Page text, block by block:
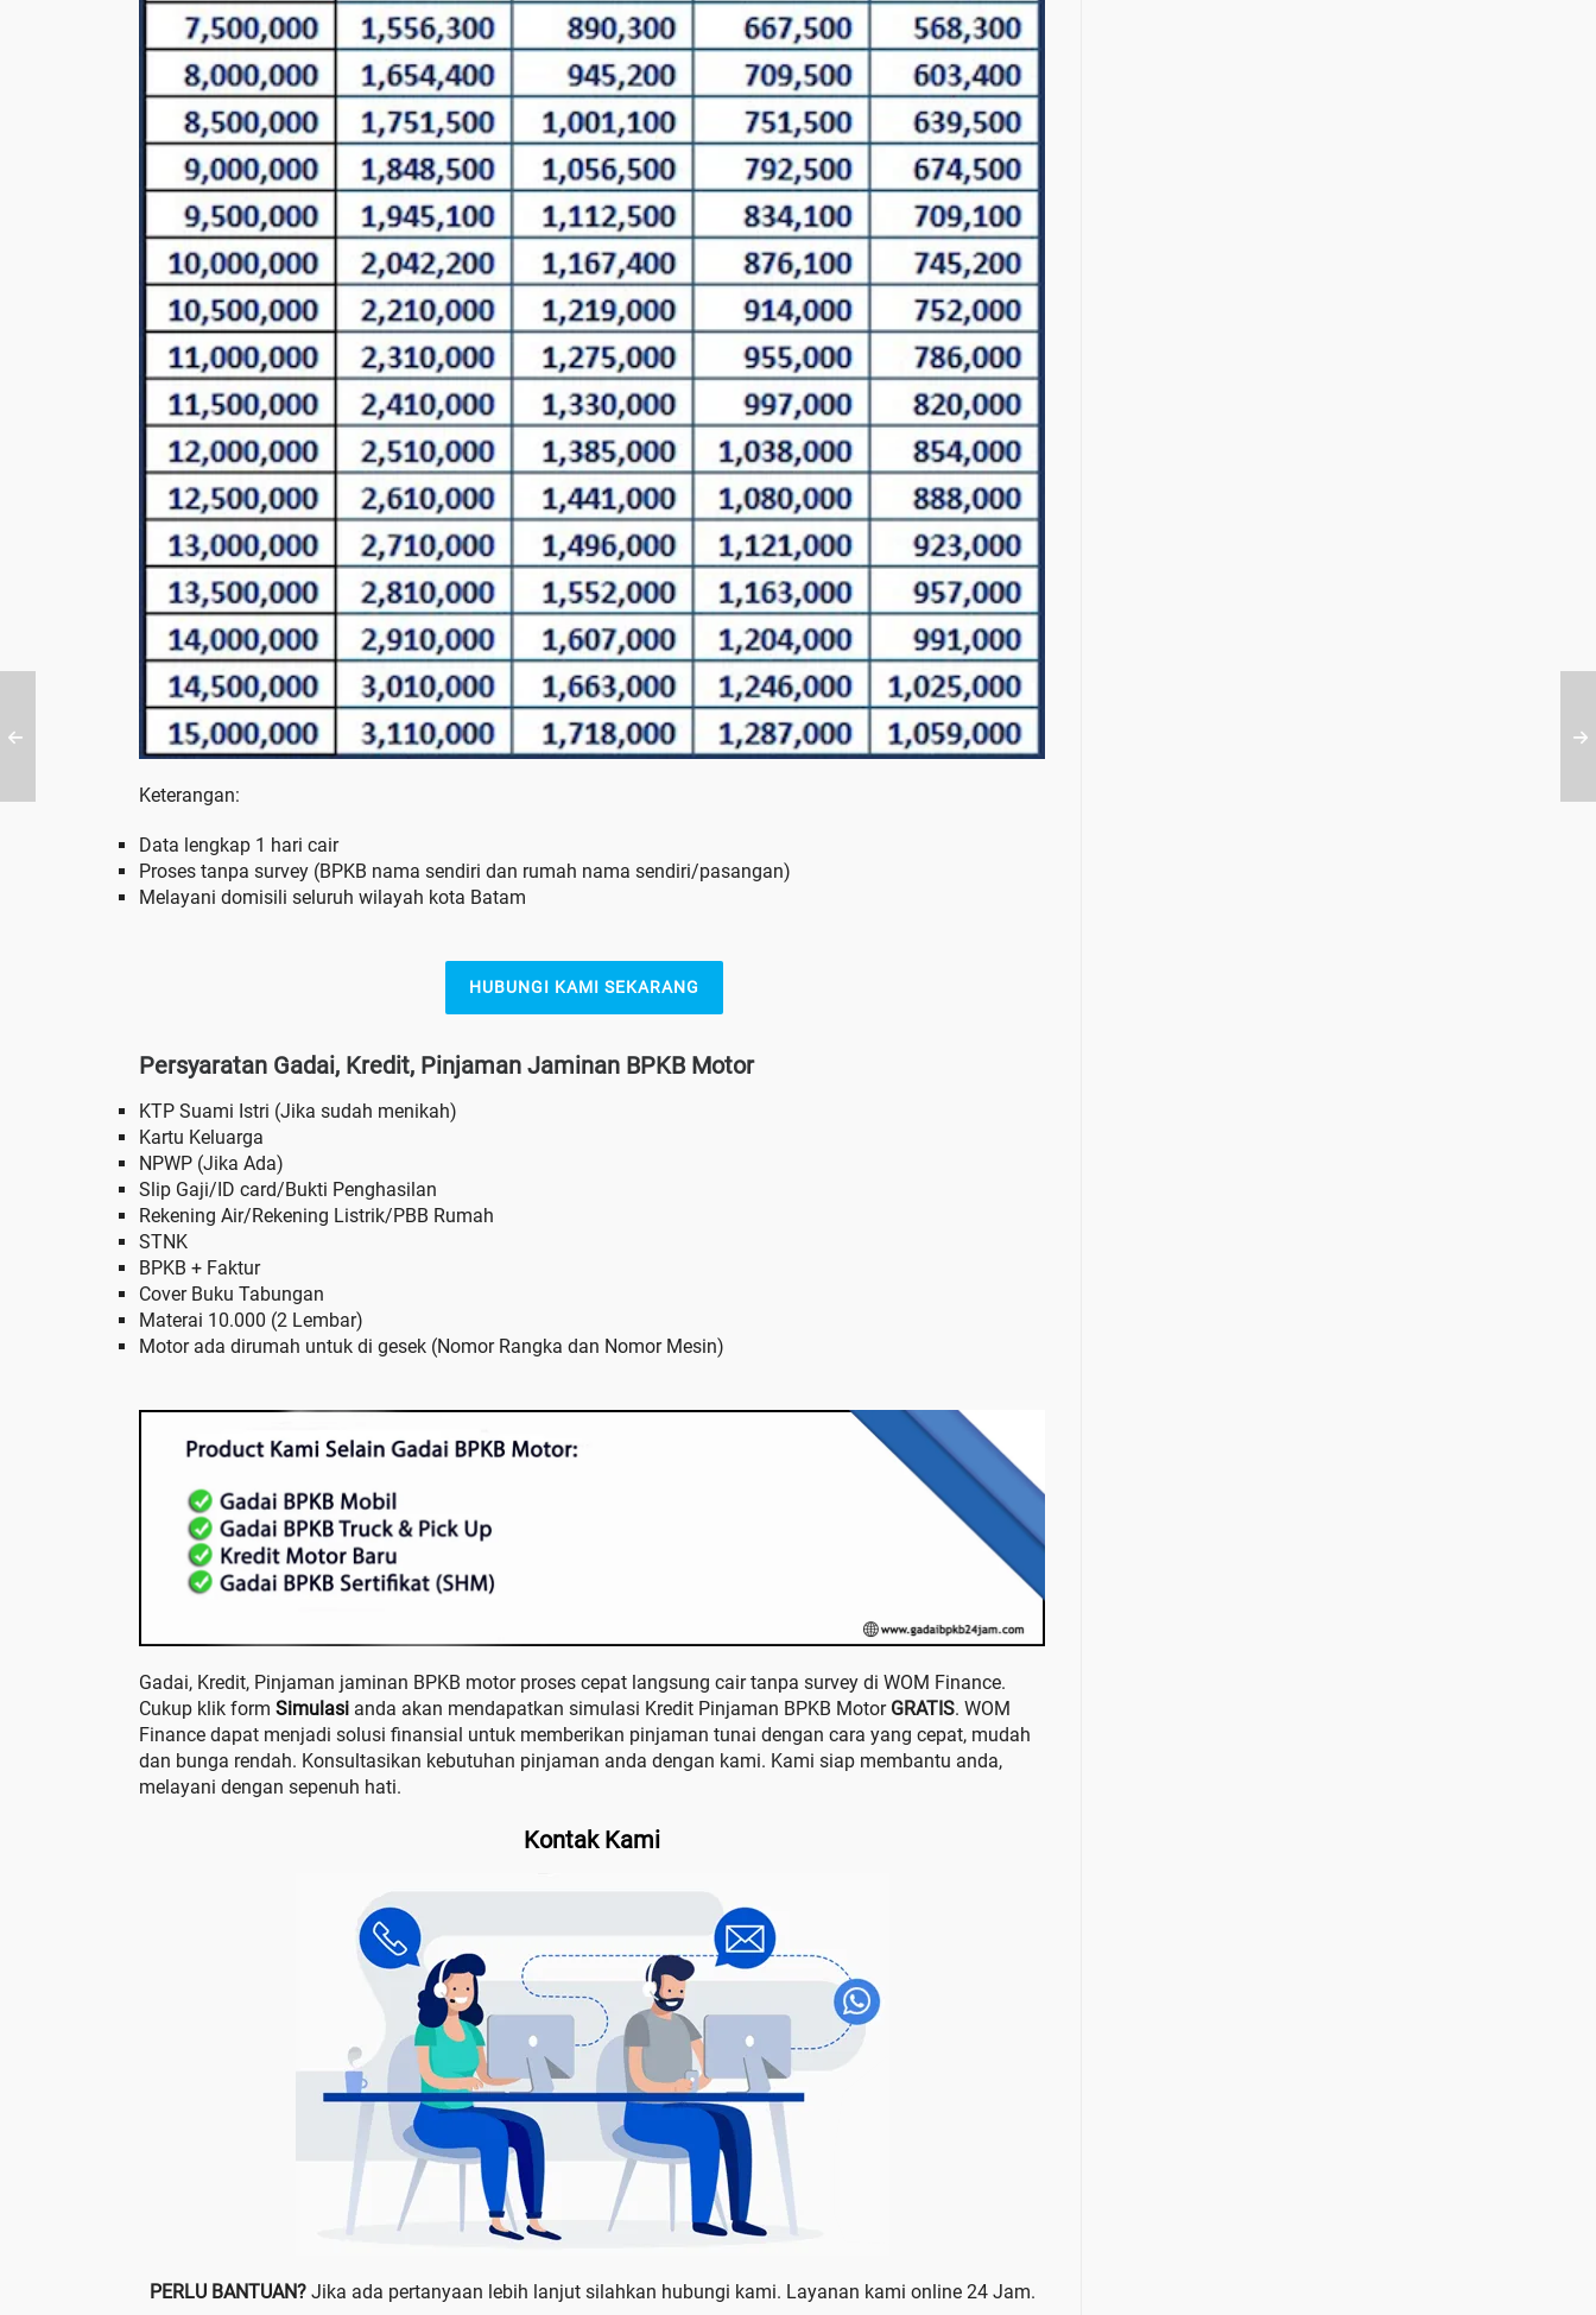
Keterangan:
Data lengkap 1 hari cair
Proses tanpa survey (BPKB nama sendiri dan rumah nama sendiri/pasangan)
Melayani domisili seluruh wilayah kota Batam
HUBUNGI KAMI SEKARANG
Persyaratan Gadai, Kredit, Pinjaman Jaminan BPKB Motor
KTP Suami Istri (Jika sudah menikah)
Kartu Keluarga
NPWP (Jika Ada)
Slip Gaji/ID card/Bukti Penghasilan
Rekening Air/Rekening Listrik/PBB Rumah
STNK
BPKB + Faktur
Cover Buku Tabungan
Materai 10.000 (2 Lembar)
Motor ada dirumah untuk di gesek (Nomor Rangka dan Nomor Mesin)
Gadai, Kredit, Pinjaman jaminan BPKB motor proses cepat langsung cair tanpa survey di WOM Finance.
Cukup klik form Simulasi anda akan mendapatkan simulasi Kredit Pinjaman BPKB Motor GRATIS. WOM
Finance dapat menjadi solusi finansial untuk memberikan pinjaman tunai dengan cara yang cepat, mudah
dan bunga rendah. Konsultasikan kebutuhan pinjaman anda dengan kami. Kami siap membantu anda,
melayani dengan sepenuh hati.
Kontak Kami
PERLU BANTUAN?Jika ada pertanyaan lebih lanjut silahkan hubungi kami. Layanan kami online 24 Jam.